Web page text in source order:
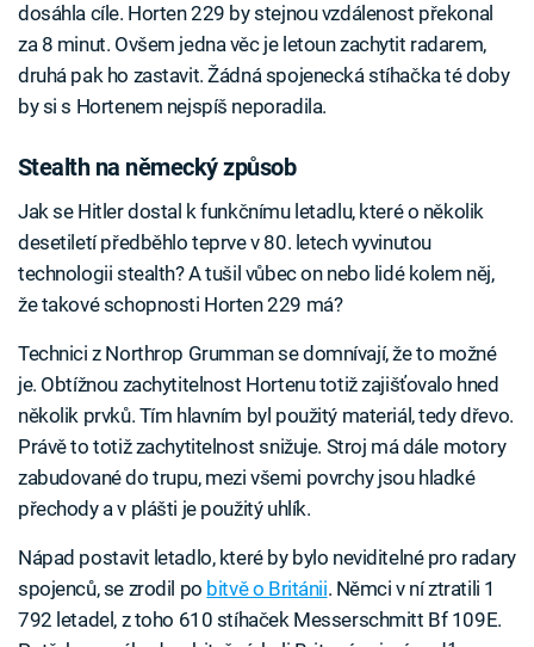
dosáhla cíle. Horten 229 by stejnou vzdálenost překonal
za 8 minut. Ovšem jedna věc je letoun zachytit radarem,
druhá pak ho zastavit. Žádná spojenecká stíhačka té doby
by si s Hortenem nejspíš neporadila.
Stealth na německý způsob
Jak se Hitler dostal k funkčnímu letadlu, které o několik
desetiletí předběhlo teprve v 80. letech vyvinutou
technologii stealth? A tušil vůbec on nebo lidé kolem něj,
že takové schopnosti Horten 229 má?
Technici z Northrop Grumman se domnívají, že to možné
je. Obtížnou zachytitelnost Hortenu totiž zajišťovalo hned
několik prvků. Tím hlavním byl použitý materiál, tedy dřevo.
Právě to totiž zachytitelnost snižuje. Stroj má dále motory
zabudované do trupu, mezi všemi povrchy jsou hladké
přechody a v plášti je použitý uhlík.
Nápad postavit letadlo, které by bylo neviditelné pro radary
spojenců, se zrodil po bitvě o Británii. Němci v ní ztratili 1
792 letadel, z toho 610 stíhaček Messerschmitt Bf 109E.